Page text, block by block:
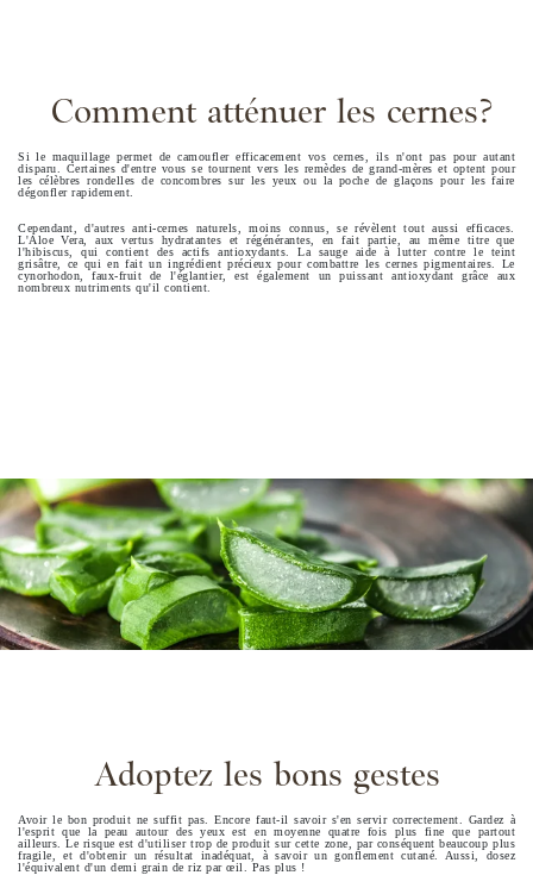
Comment atténuer les cernes?
Si le maquillage permet de camoufler efficacement vos cernes, ils n'ont pas pour autant
disparu. Certaines d'entre vous se tournent vers les remèdes de grand-mères et optent pour
les célèbres rondelles de concombres sur les yeux ou la poche de glaçons pour les faire
dégonfler rapidement.
Cependant, d'autres anti-cernes naturels, moins connus, se révèlent tout aussi efficaces.
L'Aloe Vera, aux vertus hydratantes et régénérantes, en fait partie, au même titre que
l'hibiscus, qui contient des actifs antioxydants. La sauge aide à lutter contre le teint
grisâtre, ce qui en fait un ingrédient précieux pour combattre les cernes pigmentaires. Le
cynorhodon, faux-fruit de l'églantier, est également un puissant antioxydant grâce aux
nombreux nutriments qu'il contient.
Adoptez les bons gestes
Avoir le bon produit ne suffit pas. Encore faut-il savoir s'en servir correctement. Gardez à
l'esprit que la peau autour des yeux est en moyenne quatre fois plus fine que partout
ailleurs. Le risque est d'utiliser trop de produit sur cette zone, par conséquent beaucoup plus
fragile, et d'obtenir un résultat inadéquat, à savoir un gonflement cutané. Aussi, dosez
l'équivalent d'un demi grain de riz par œil. Pas plus !